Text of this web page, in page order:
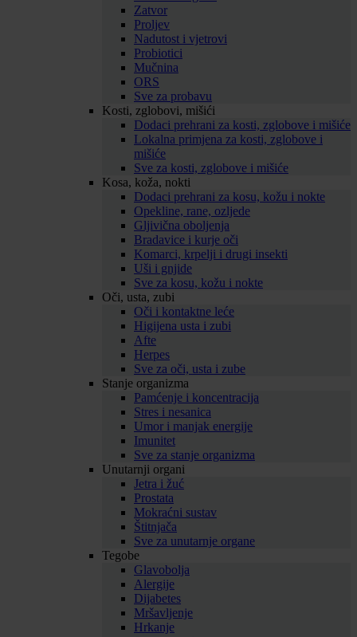
Zatvor
Proljev
Nadutost i vjetrovi
Probiotici
Mučnina
ORS
Sve za probavu
Kosti, zglobovi, mišići
Dodaci prehrani za kosti, zglobove i mišiće
Lokalna primjena za kosti, zglobove i
mišiće
Sve za kosti, zglobove i mišiće
Kosa, koža, nokti
Dodaci prehrani za kosu, kožu i nokte
Opekline, rane, ozljede
Gljivična oboljenja
Bradavice i kurje oči
Komarci, krpelji i drugi insekti
Uši i gnjide
Sve za kosu, kožu i nokte
Oči, usta, zubi
Oči i kontaktne leće
Higijena usta i zubi
Afte
Herpes
Sve za oči, usta i zube
Stanje organizma
Pamćenje i koncentracija
Stres i nesanica
Umor i manjak energije
Imunitet
Sve za stanje organizma
Unutarnji organi
Jetra i žuć
Prostata
Mokraćni sustav
Štitnjača
Sve za unutarnje organe
Tegobe
Glavobolja
Alergije
Dijabetes
Mršavljenje
Hrkanje